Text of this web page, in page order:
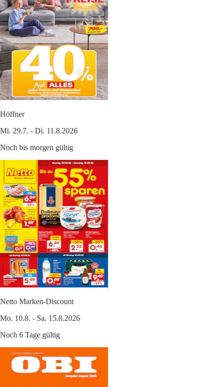
Höffner
Mi. 29.7. - Di. 11.8.2026
Noch bis morgen gültig
Netto Marken-Discount
Mo. 10.8. - Sa. 15.8.2026
Noch 6 Tage gültig